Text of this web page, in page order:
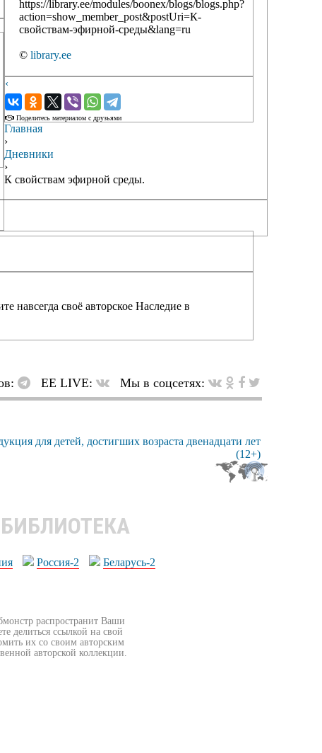
https://library.ee/modules/boonex/blogs/blogs.php?
action=show_member_post&postUri=К-
свойствам-эфирной-среды&lang=ru
© library.ee
‹
›
Поделитесь материалом с друзьями
навсегда своё авторское Наследие в
Главная
›
Дневники
›
К свойствам эфирной среды.
EE LIVE: Мы в соцсетях:
Россия-2
Беларусь-2
распространит Ваши
делиться ссылкой на свой
их со своим авторским
авторской коллекции.